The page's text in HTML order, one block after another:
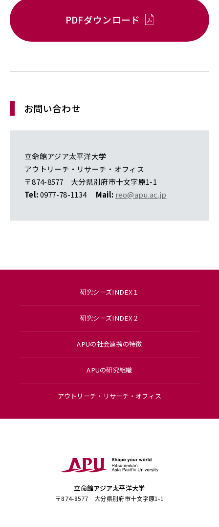
PDFダウンロード
お問い合わせ
立命館アジア太平洋大学
アウトリーチ・リサーチ・オフィス
〒874-8577 大分県別府市十文字原1-1
Tel:0977-78-1134 Mail: reo@apu.ac.jp
研究シーズINDEX１
研究シーズINDEX２
APUの社会連携の特徴
APUの研究組織
アウトリーチ・リサーチ・オフィス
立命館アジア太平洋大学
〒874-8577 大分県別府市十文字原1-1